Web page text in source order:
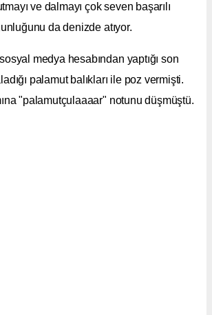
ve dalmayı çok seven başarılı
da denizde atıyor.
medya hesabından yaptığı son
palamut balıkları ile poz vermişti.
"palamutçulaaaar" notunu düşmüştü.